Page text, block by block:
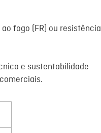
fogo (FR) ou resistência
e sustentabilidade